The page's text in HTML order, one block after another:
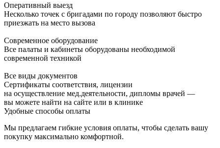
Оперативный выезд
Несколько точек с бригадами по городу позволяют быстро
приезжать на место вызова
Современное оборудование
Все палаты и кабинеты оборудованы необходимой
современной техникой
Все виды документов
Сертификаты соответствия, лицензии
на осуществление мед.деятельности, дипломы врачей —
вы можете найти на сайте или в клинике
Удобные способы оплаты
Мы предлагаем гибкие условия оплаты, чтобы сделать вашу
покупку максимально комфортной.